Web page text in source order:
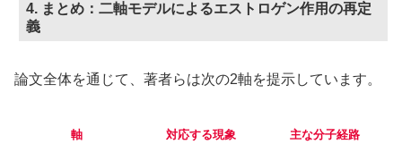
4. まとめ：二軸モデルによるエストロゲン作用の再定
義
論文全体を通じて、著者らは次の2軸を提示しています。
軸 対応する現象 主な分子経路